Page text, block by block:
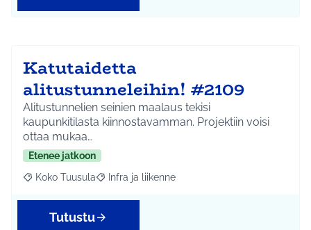
Katutaidetta
alitustunneleihin! #2109
Alitustunnelien seinien maalaus tekisi
kaupunkitilasta kiinnostavamman. Projektiin voisi
ottaa mukaa…
Etenee jatkoon
Rajaa tulokset aihepiirin mukaan: Koko Tuusula
Koko Tuusula Rajaa tulokset teeman mukaan: Infra ja liikenne
Infra ja liikenne
Tutustu